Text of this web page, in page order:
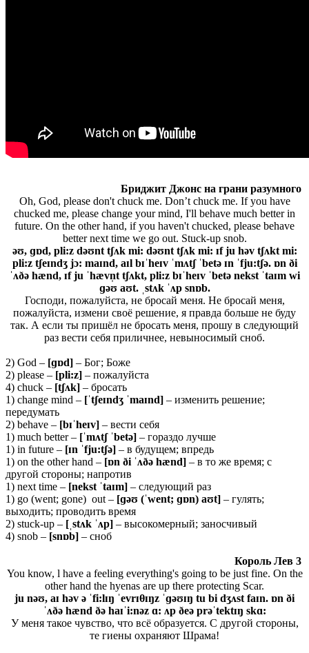
Бриджит Джонс на грани разумного
Oh, God, please don't chuck me. Don’t chuck me. If you have
chucked me, please change your mind, I'll behave much better in
future. On the other hand, if you haven't chucked, please behave
better next time we go out. Stuck-up snob.
əʊ, ɡɒd, pli:z dəʊnt tʃʌk mi: dəʊnt tʃʌk mi: ɪf ju həv tʃʌkt mi:
pli:z tʃeɪndʒ jɔ: maɪnd, aɪl bɪˈheɪv ˈmʌtʃ ˈbetə ɪn ˈfju:tʃə. ɒn ði
ˈʌðə hænd, ɪf ju ˈhævn̩t tʃʌkt, pli:z bɪˈheɪv ˈbetə nekst ˈtaɪm wi
ɡəʊ aʊt. ˌstʌk ˈʌp snɒb.
Господи, пожалуйста, не бросай меня. Не бросай меня,
пожалуйста, измени своё решение, я правда больше не буду
так. А если ты пришёл не бросать меня, прошу в следующий
раз вести себя приличнее, невыносимый сноб.
2) God – [ɡɒd] – Бог; Боже
2) please – [pli:z] – пожалуйста
4) chuck – [tʃʌk] – бросать
1) change mind – [ˈtʃeɪndʒ ˈmaɪnd] – изменить решение;
передумать
2) behave – [bɪˈheɪv] – вести себя
1) much better – [ˈmʌtʃ ˈbetə] – гораздо лучше
1) in future – [ɪn ˈfju:tʃə] – в будущем; впредь
1) on the other hand – [ɒn ði ˈʌðə hænd] – в то же время; с
другой стороны; напротив
1) next time – [nekst ˈtaɪm] – следующий раз
1) go (went; gone) out – [ɡəʊ (ˈwent; ɡɒn) aʊt] – гулять;
выходить; проводить время
2) stuck-up – [ˌstʌk ˈʌp] – высокомерный; заносчивый
4) snob – [snɒb] – сноб
Король Лев 3
You know, l have a feeling everything's going to be just fine. On the
other hand the hyenas are up there protecting Scar.
ju nəʊ, aɪ həv ə ˈfi:lɪŋ ˈevrɪθɪŋz ˈɡəʊɪŋ tu bi dʒʌst faɪn. ɒn ði
ˈʌðə hænd ðə haɪˈi:nəz ɑ: ʌp ðeə prəˈtektɪŋ skɑ:
У меня такое чувство, что всё образуется. С другой стороны,
те гиены охраняют Шрама!